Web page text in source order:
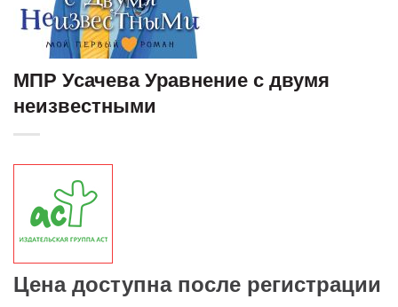
МПР Усачева Уравнение с двумя
неизвестными
Цена доступна после регистрации